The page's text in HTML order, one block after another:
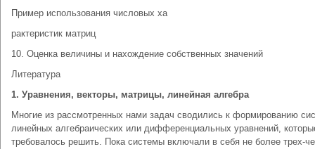
Пример использования числовых ха
рактеристик матриц
10. Оценка величины и нахождение собственных значений
Литература
1. Уравнения, векторы, матрицы, линейная алгебра
Многие из рассмотренных нами задач сводились к формированию
линейных алгебраических или дифференциальных уравнений,
требовалось решить. Пока системы включали в себя не более трех-